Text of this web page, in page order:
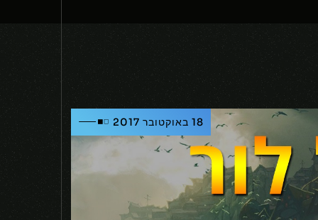
18 באוקטובר 2017